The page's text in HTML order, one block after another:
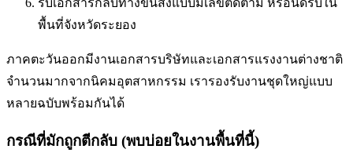
รับเอกสารกลับทางขนส่งแบบมีเลขติดตาม หรือนัดรับใน
พื้นที่จังหวัดระยอง
ภาคตะวันออกมีงานเอกสารบริษัทและเอกสารแรงงานต่างชาติ
จำนวนมากจากนิคมอุตสาหกรรม เรารองรับงานชุดใหญ่แบบ
หลายฉบับพร้อมกันได้
กรณีที่มักถูกตีกลับ (พบบ่อยในงานพื้นที่นี้)